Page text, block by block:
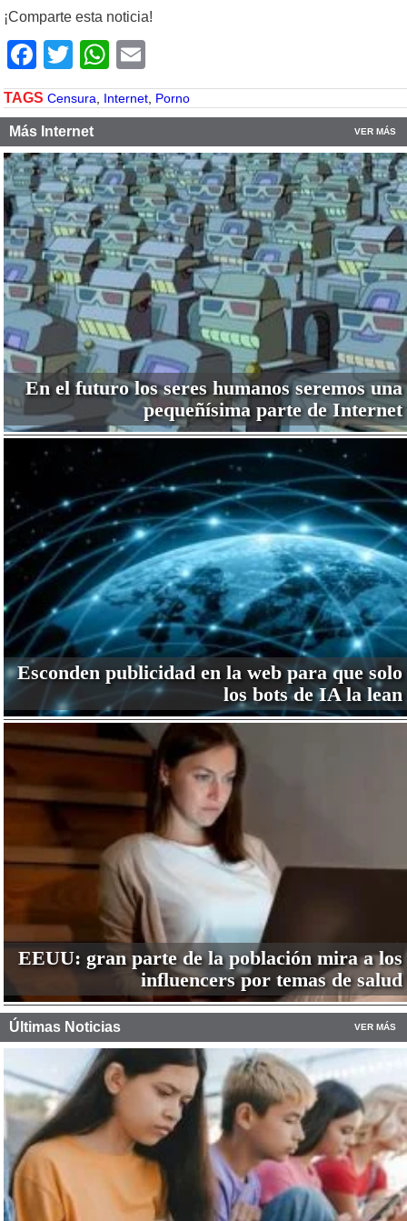
¡Comparte esta noticia!
Facebook
TwitterWhatsApp
TAGS Censura Internet Porno
Más Internet VER MÁS
En el futuro los seres humanos seremos una
pequeñísima parte de Internet
Esconden publicidad en la web para que solo
los bots de IA la lean
EEUU: gran parte de la población mira a los
influencers por temas de salud
Últimas Noticias VER MÁS